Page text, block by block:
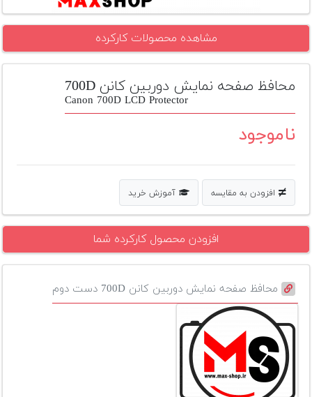
پلاس
افزودن
دست
دوم
دوربین
بله
مشاهده محصولات کارکرده
محافظ صفحه نمایش دوربین کانن 700D
Canon 700D LCD Protector
ناموجود
افزودن به مقایسه آموزش خرید
افزودن محصول کارکرده شما
محافظ صفحه نمایش دوربین کانن 700D دست دوم